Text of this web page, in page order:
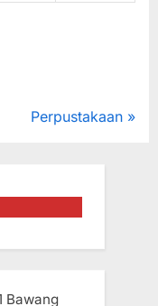
N
P
t
Perpustakaan
Bawang